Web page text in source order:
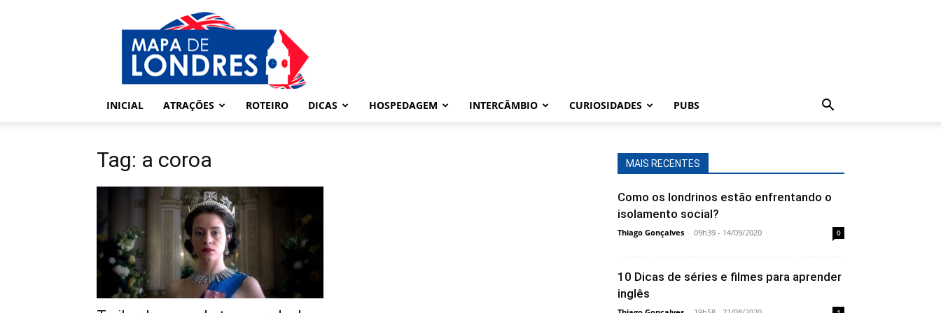
Londres
Mapa
de
Londres
INICIAL
ATRAÇÕES ROTEIRO DICAS HOSPEDAGEM INTERCÂMBIO CURIOSIDADES PUBS
Tag: a coroa MAIS RECENTES
Como os londrinos estão enfrentando o
isolamento social?
Thiago Gonçalves - 09h39 - 14/09/2020 0
10 Dicas de séries e filmes para aprender
inglês